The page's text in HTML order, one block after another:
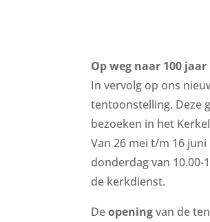
Op weg naar 100
In vervolg op ons
tentoonstelling. Deze
bezoeken in het
Van 26 mei t/m 16
donderdag van 10.00-
de kerkdienst.
Deopeningvan de